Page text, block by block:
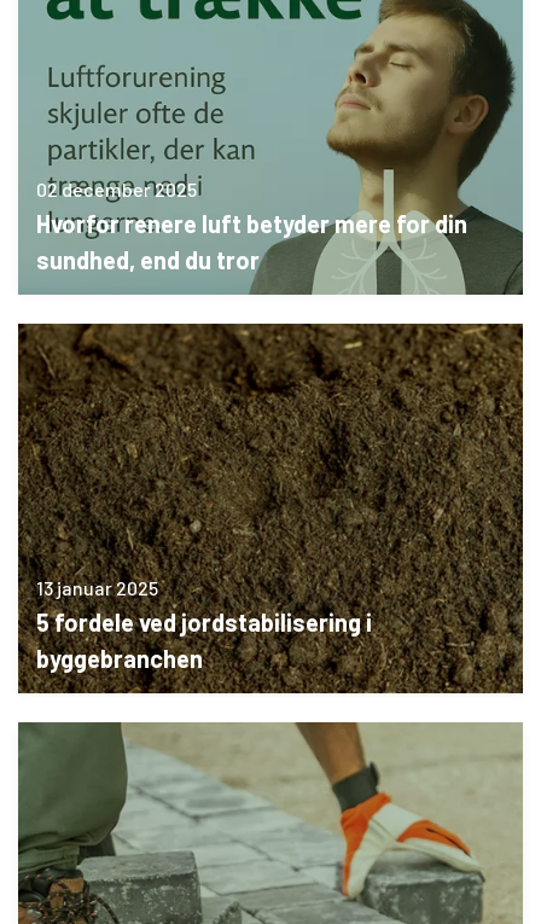
02 december 2025
Hvorfor renere luft betyder mere for din
sundhed, end du tror
13 januar 2025
5 fordele ved jordstabilisering i
byggebranchen